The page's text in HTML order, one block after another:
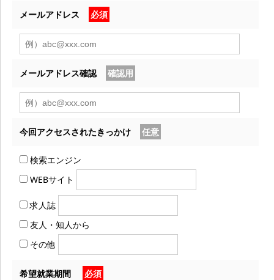
メールアドレス 必須
メールアドレス確認 確認用
今回アクセスされたきっかけ 任意
検索エンジン
WEBサイト
求人誌
友人・知人から
その他
希望就業期間 必須